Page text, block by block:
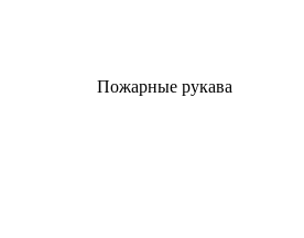
Пожарные рукава